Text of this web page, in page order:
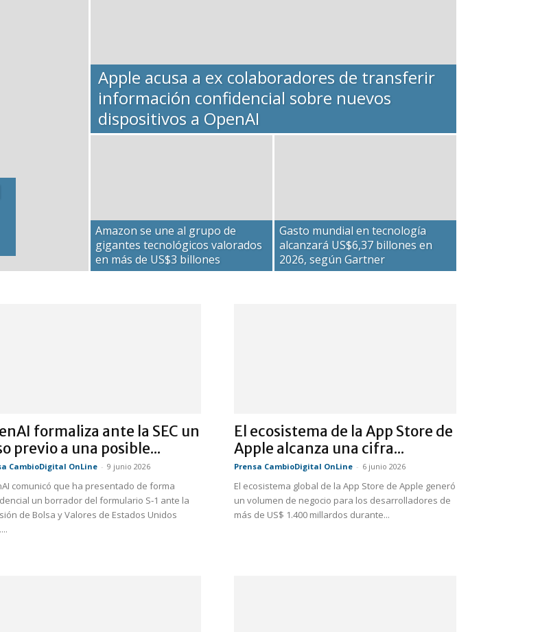
Apple acusa a ex colaboradores de transferir
información confidencial sobre nuevos
dispositivos a OpenAI
Amazon se une al grupo de
gigantes tecnológicos valorados
en más de US$3 billones
Gasto mundial en tecnología
alcanzará US$6,37 billones en
2026, según Gartner
formaliza ante la SEC un
previo a una posible...
CambioDigital OnLine - 9 junio 2026
comunicó que ha presentado de forma
un borrador del formulario S‑1 ante la
de Bolsa y Valores de Estados Unidos
El ecosistema de la App Store de
Apple alcanza una cifra...
Prensa CambioDigital OnLine - 6 junio 2026
El ecosistema global de la App Store de Apple generó
un volumen de negocio para los desarrolladores de
más de US$ 1.400 millardos durante...